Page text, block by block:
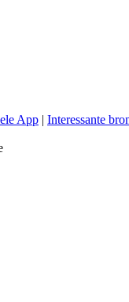
App | Interessante